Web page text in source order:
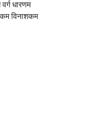
धारणम
विनाशकम